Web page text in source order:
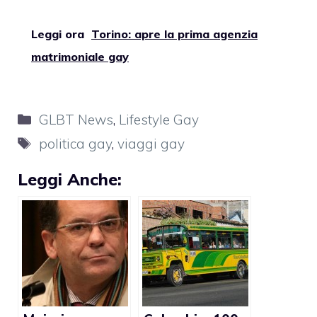
Leggi ora Torino: apre la prima agenzia
matrimoniale gay
Categorie
GLBT News, Lifestyle Gay
Tag
politica gay,viaggi gay
Leggi Anche: